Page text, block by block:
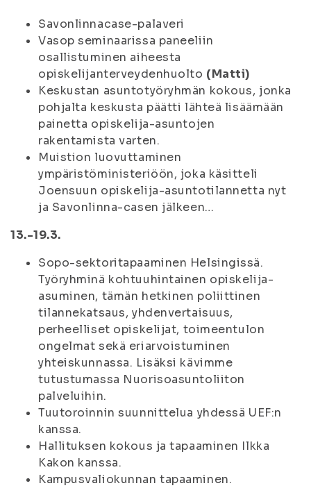
Savonlinnacase-palaveri
Vasop seminaarissa paneeliin
osallistuminen aiheesta
opiskelijanterveydenhuolto (Matti)
Keskustan asuntotyöryhmän kokous, jonka
pohjalta keskusta päätti lähteä lisäämään
painetta opiskelija-asuntojen
rakentamista varten.
Muistion luovuttaminen
ympäristöministeriöön, joka käsitteli
Joensuun opiskelija-asuntotilannetta nyt
ja Savonlinna-casen jälkeen…
13.-19.3.
Sopo-sektoritapaaminen Helsingissä.
Työryhminä kohtuuhintainen opiskelija-
asuminen, tämän hetkinen poliittinen
tilannekatsaus, yhdenvertaisuus,
perheelliset opiskelijat, toimeentulon
ongelmat sekä eriarvoistuminen
yhteiskunnassa. Lisäksi kävimme
tutustumassa Nuorisoasuntoliiton
palveluihin.
Tuutoroinnin suunnittelua yhdessä UEF:n
kanssa.
Hallituksen kokous ja tapaaminen Ilkka
Kakon kanssa.
Kampusvaliokunnan tapaaminen.